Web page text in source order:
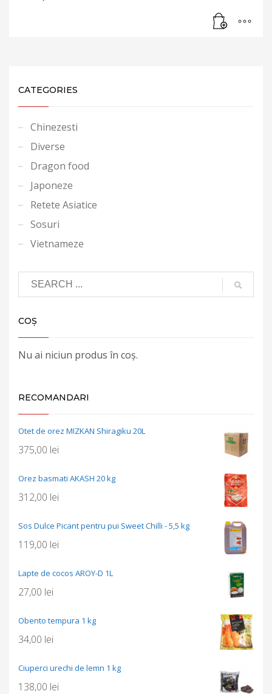
CATEGORIES
Chinezesti
Diverse
Dragon food
Japoneze
Retete Asiatice
Sosuri
Vietnameze
COȘ
Nu ai niciun produs în coș.
RECOMANDARI
Otet de orez MIZKAN Shiragiku 20L
375,00 lei
Orez basmati AKASH 20 kg
312,00 lei
Sos Dulce Picant pentru pui Sweet Chilli - 5,5 kg
119,00 lei
Lapte de cocos AROY-D 1L
27,00 lei
Obento tempura 1 kg
34,00 lei
Ciuperci urechi de lemn 1 kg
138,00 lei